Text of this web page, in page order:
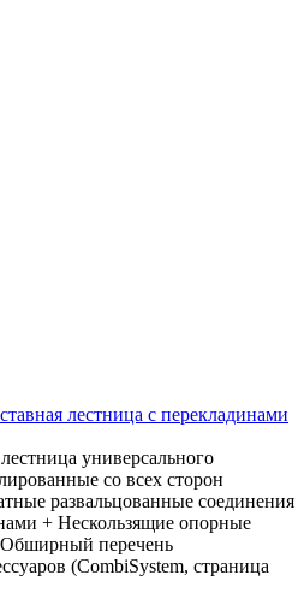
лестница с перекладинами
универсального
со всех сторон
развальцованные соединения
+ Нескользящие опорные
перечень
(CombiSystem, страница